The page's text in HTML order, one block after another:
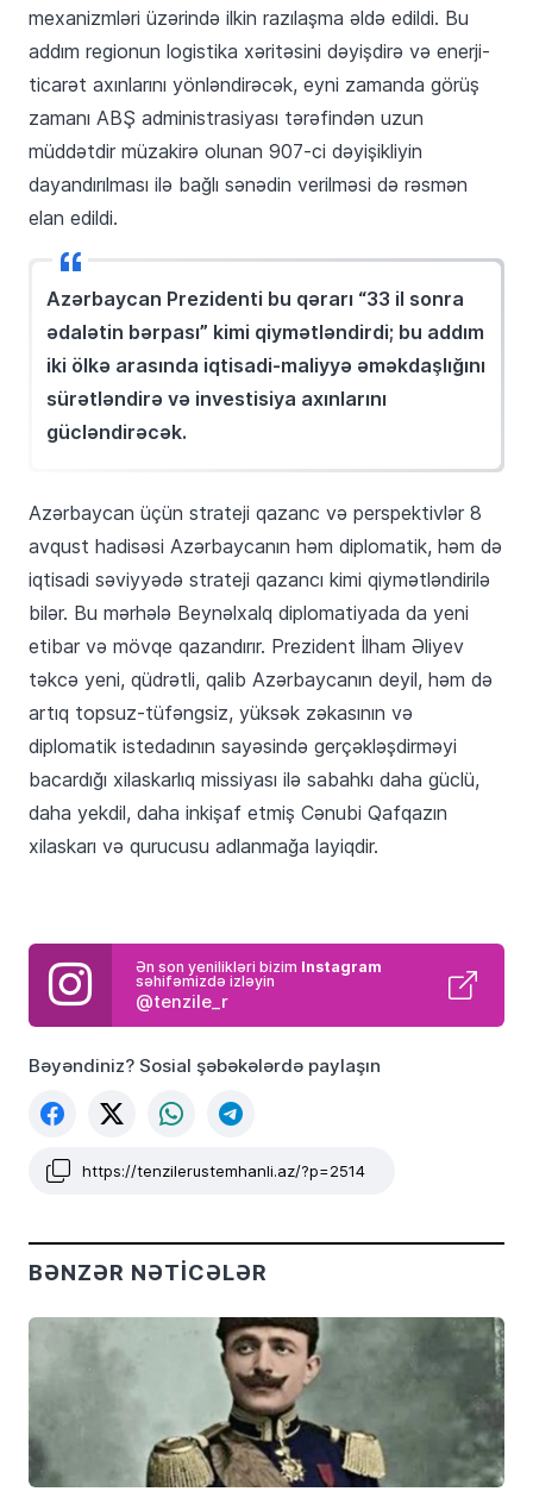
mexanizmləri üzərində ilkin razılaşma əldə edildi. Bu
addım regionun logistika xəritəsini dəyişdirə və enerji-
ticarət axınlarını yönləndirəcək, eyni zamanda görüş
zamanı ABŞ administrasiyası tərəfindən uzun
müddətdir müzakirə olunan 907-ci dəyişikliyin
dayandırılması ilə bağlı sənədin verilməsi də rəsmən
elan edildi.
Azərbaycan Prezidenti bu qərarı “33 il sonra
ədalətin bərpası” kimi qiymətləndirdi; bu addım
iki ölkə arasında iqtisadi-maliyyə əməkdaşlığını
sürətləndirə və investisiya axınlarını
gücləndirəcək.
Azərbaycan üçün strateji qazanc və perspektivlər 8
avqust hadisəsi Azərbaycanın həm diplomatik, həm də
iqtisadi səviyyədə strateji qazancı kimi qiymətləndirilə
bilər. Bu mərhələ Beynəlxalq diplomatiyada da yeni
etibar və mövqe qazandırır. Prezident İlham Əliyev
təkcə yeni, qüdrətli, qalib Azərbaycanın deyil, həm də
artıq topsuz-tüfəngsiz, yüksək zəkasının və
diplomatik istedadının sayəsində gerçəkləşdirməyi
bacardığı xilaskarlıq missiyası ilə sabahkı daha güclü,
daha yekdil, daha inkişaf etmiş Cənubi Qafqazın
xilaskarı və qurucusu adlanmağa layiqdir.
Ən son yenilikləri bizim Instagram
səhifəmizdə izləyin
@tenzile_r
Bəyəndiniz? Sosial şəbəkələrdə paylaşın
https://tenzilerustemhanli.az/?p=2514
BƏNZƏR NƏTICƏLƏR